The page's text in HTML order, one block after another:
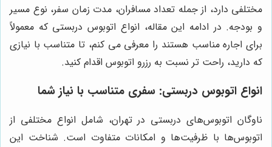
مختلفی دارد، از جمله تعداد مسافران، مدت زمان سفر، نوع مسیر
و بودجه. در ادامه این مقاله، انواع اتوبوس دربستی که معمولاً
برای اجاره مناسب هستند را معرفی می کنم، تا متناسب با نیازی
که دارید، راحت تر نسبت به رزرو اتوبوس اقدام کنید.
انواع اتوبوس دربستی: سفری متناسب با نیاز شما
ناوگان اتوبوس‌های دربستی در تهران، شامل انواع مختلفی از
اتوبوس‌ها با ظرفیت‌ها و امکانات متفاوت است. شناخت این